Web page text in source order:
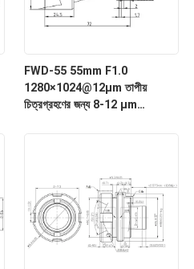
FWD-55 55mm F1.0
1280×1024@12μm তাপীয়
চিত্রগ্রহণের জন্য 8-12 μm